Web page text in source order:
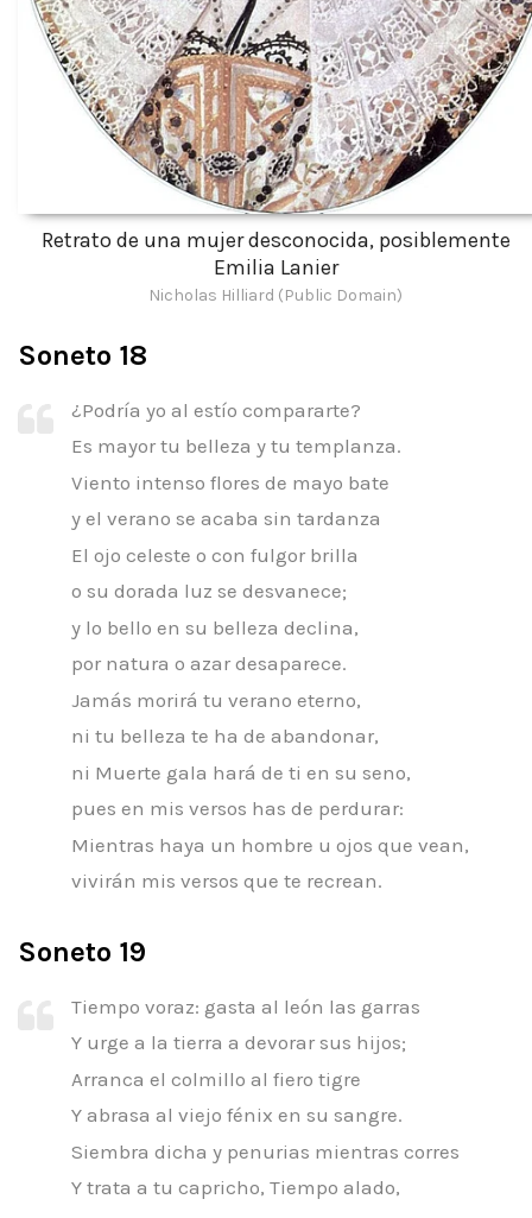
Retrato de una mujer desconocida, posiblemente
Emilia Lanier
Nicholas Hilliard (Public Domain)
Soneto 18
¿Podría yo al estío compararte?
Es mayor tu belleza y tu templanza.
Viento intenso flores de mayo bate
y el verano se acaba sin tardanza
El ojo celeste o con fulgor brilla
o su dorada luz se desvanece;
y lo bello en su belleza declina,
por natura o azar desaparece.
Jamás morirá tu verano eterno,
ni tu belleza te ha de abandonar,
ni Muerte gala hará de ti en su seno,
pues en mis versos has de perdurar:
Mientras haya un hombre u ojos que vean,
vivirán mis versos que te recrean.
Soneto 19
Tiempo voraz: gasta al león las garras
Y urge a la tierra a devorar sus hijos;
Arranca el colmillo al fiero tigre
Y abrasa al viejo fénix en su sangre.
Siembra dicha y penurias mientras corres
Y trata a tu capricho, Tiempo alado,